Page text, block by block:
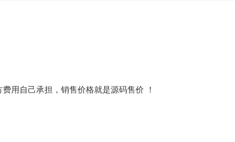
用自己承担，销售价格就是源码售价 ！